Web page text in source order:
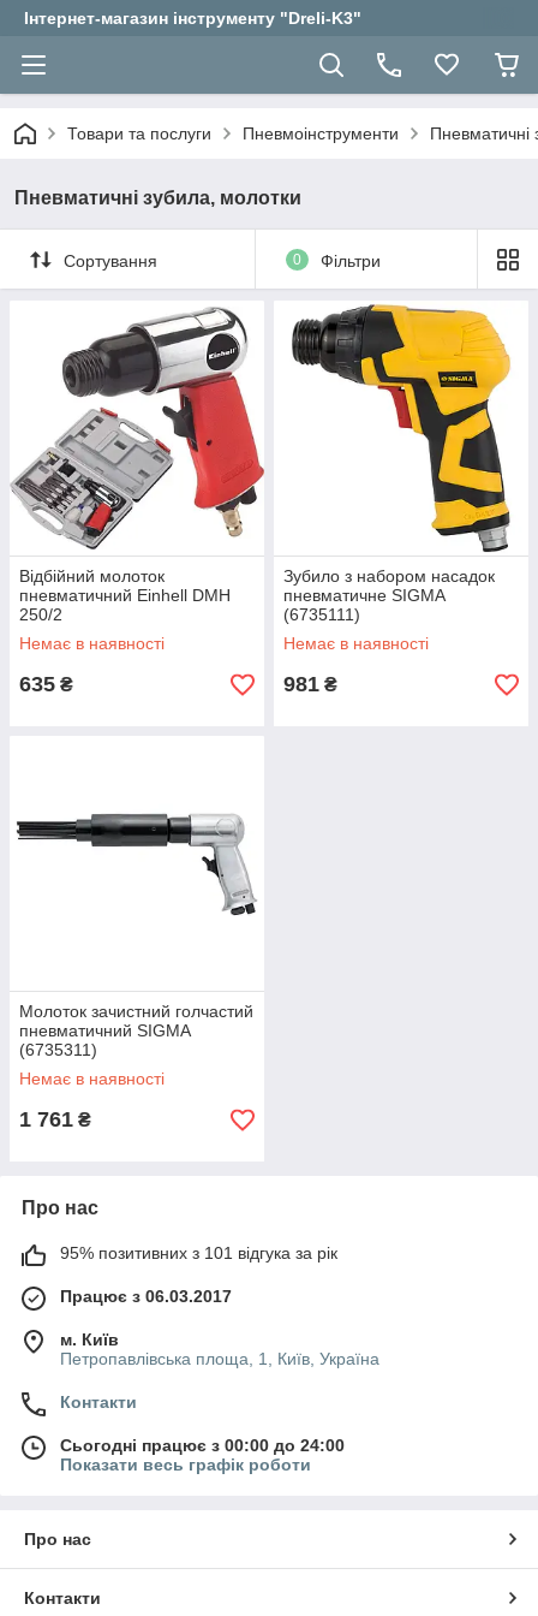
Інтернет-магазин інструменту "Dreli-K3"
Товари та послуги Пневмоінструменти Пневматичні
Пневматичні зубила, молотки
Сортування 0 Фільтри
Відбійний молоток
пневматичний Einhell DMH
250/2
Немає в наявності
635 ₴
Зубило з набором насадок
пневматичне SIGMA
(6735111)
Немає в наявності
981 ₴
Молоток зачистний голчастий
пневматичний SIGMA
(6735311)
Немає в наявності
1 761 ₴
Про нас
95% позитивних з 101 відгука за рік
Працює з 06.03.2017
м. Київ
Петропавлівська площа, 1, Київ, Україна
Контакти
Сьогодні працює з 00:00 до 24:00
Показати весь графік роботи
Про нас
Контакти